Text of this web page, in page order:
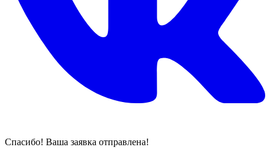
Спасибо! Ваша заявка отправлена!